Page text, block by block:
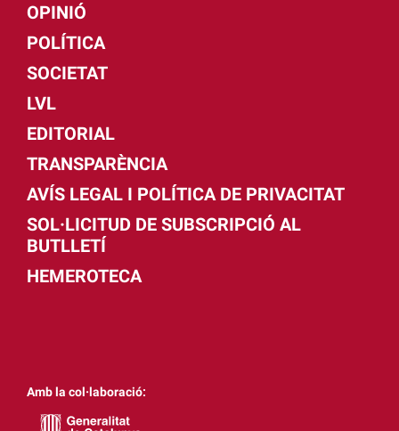
OPINIÓ
POLÍTICA
SOCIETAT
LVL
EDITORIAL
TRANSPARÈNCIA
AVÍS LEGAL I POLÍTICA DE PRIVACITAT
SOL·LICITUD DE SUBSCRIPCIÓ AL
BUTLLETÍ
HEMEROTECA
Amb la col·laboració: